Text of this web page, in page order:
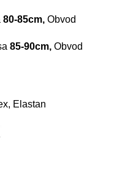
80-85cm, Obvod
85-90cm, Obvod
Elastan